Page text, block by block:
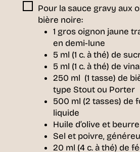
Pour la sauce gravy aux
bière noire:
1 gros oignon jaune
en demi-lune
5 ml (1 c. à thé) de
5 ml (1 c. à thé) de
250 ml (1 tasse) de
type Stout ou Porter
500 ml (2 tasses) de
liquide
Huile d’olive et beurre
Sel et poivre,
20 ml (4 c. à thé) de